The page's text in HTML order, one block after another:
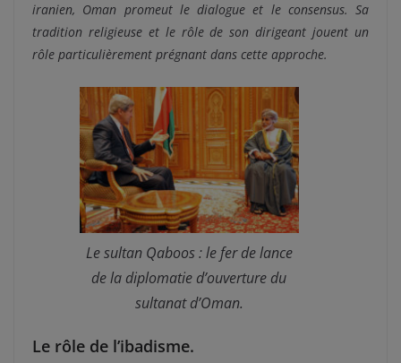
iranien, Oman promeut le dialogue et le consensus. Sa
tradition religieuse et le rôle de son dirigeant jouent un
rôle particulièrement prégnant dans cette approche.
Le sultan Qaboos : le fer de lance
de la diplomatie d’ouverture du
sultanat d’Oman.
Le rôle de l’ibadisme.